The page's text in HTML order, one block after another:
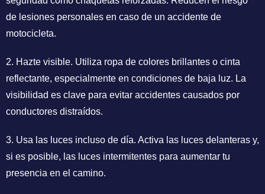
de lesiones personales en caso de un accidente de
motocicleta.
2. Hazte visible. Utiliza ropa de colores brillantes o cinta
reflectante, especialmente en condiciones de baja luz. La
visibilidad es clave para evitar accidentes causados por
conductores distraídos.
3. Usa las luces incluso de día. Activa las luces delanteras y,
si es posible, las luces intermitentes para aumentar tu
presencia en el camino.